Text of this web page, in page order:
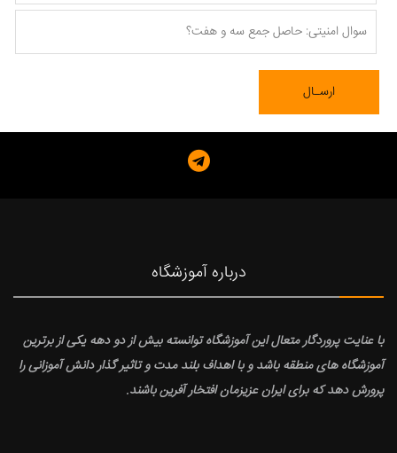
درباره آموزشگاه
با عنایت پروردگار متعال این آموزشگاه توانسته بیش از دو دهه یکی از برترین
آموزشگاه های منطقه باشد و با اهداف بلند مدت و تاثیر گذار دانش آموزانی را
پرورش دهد که برای ایران عزیزمان افتخار آفرین باشند.